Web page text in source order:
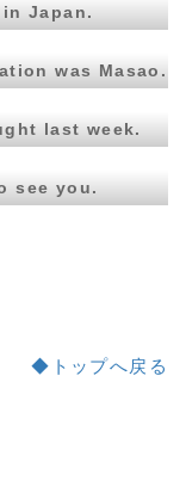
Japan.
was Masao.
last week.
see you.
◆トップへ戻る